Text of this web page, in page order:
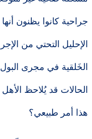
جراحية كانوا يظنون
الإحليل التحتي من
الخَلقية في مجرى
الحالات قد يُلاحظ
هذا أمر طبيعي؟